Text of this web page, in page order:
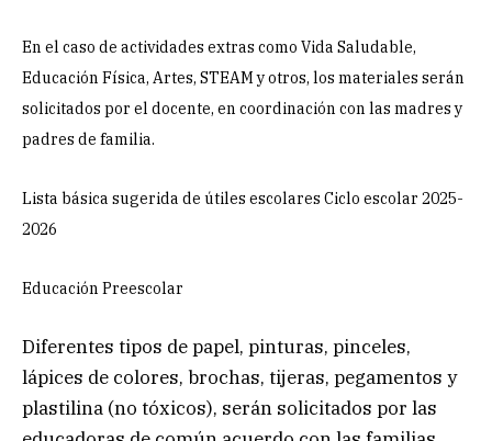
En el caso de actividades extras como Vida Saludable,
Educación Física, Artes, STEAM y otros, los materiales serán
solicitados por el docente, en coordinación con las madres y
padres de familia.
Lista básica sugerida de útiles escolares Ciclo escolar 2025-
2026
Educación Preescolar
Diferentes tipos de papel, pinturas, pinceles,
lápices de colores, brochas, tijeras, pegamentos y
plastilina (no tóxicos), serán solicitados por las